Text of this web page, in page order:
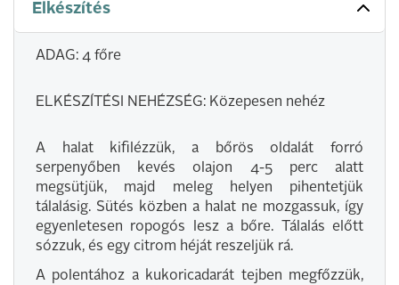
Elkészítés
ADAG: 4 főre
ELKÉSZÍTÉSI NEHÉZSÉG: Közepesen nehéz
A halat kifilézzük, a bőrös oldalát forró
serpenyőben kevés olajon 4-5 perc alatt
megsütjük, majd meleg helyen pihentetjük
tálalásig. Sütés közben a halat ne mozgassuk, így
egyenletesen ropogós lesz a bőre. Tálalás előtt
sózzuk, és egy citrom héját reszeljük rá.
A polentához a kukoricadarát tejben megfőzzük,